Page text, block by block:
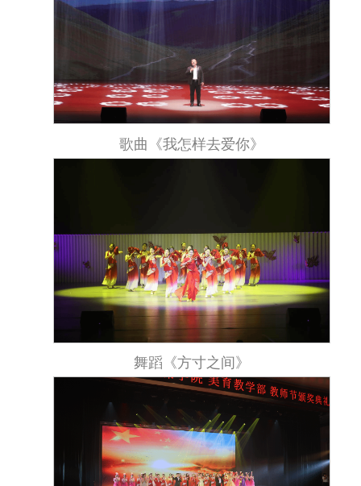
歌曲《我怎样去爱你》
舞蹈《方寸之间》